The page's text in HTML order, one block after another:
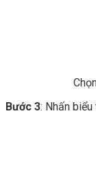
Bước 3: Nhấn